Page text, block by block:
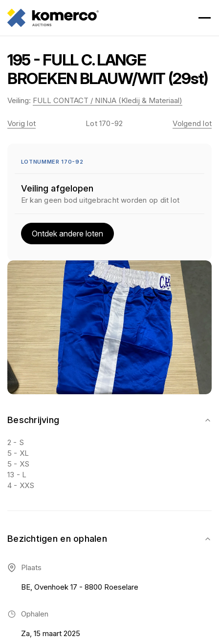
195 - FULL C. LANGE
BROEKEN BLAUW/WIT (29st)
Veiling: FULL CONTACT / NINJA (Kledij & Materiaal)
Beschrijving
2 - S
5 - XL
5 - XS
13 - L
4 - XXS
Bezichtigen en ophalen
Plaats
BE, Ovenhoek 17 - 8800 Roeselare
Ophalen
Za, 15 maart 2025
Vorig lot Lot 170-92 Volgend lot
LOTNUMMER 170-92
Veiling afgelopen
Er kan geen bod uitgebracht worden op dit lot
Ontdek andere loten